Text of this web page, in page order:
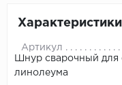
Характеристики
Артикул
Шнур сварочный для
линолеума